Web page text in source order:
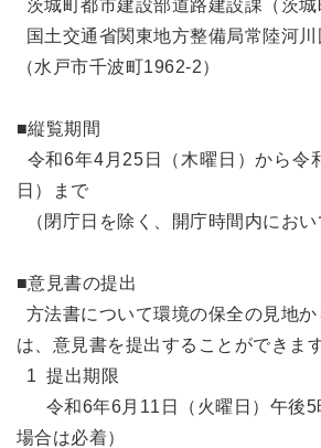
茨城町都市建設部道路建設課（茨城
国土交通省関東地方整備局常陸河
（水戸市千波町1962-2）
■縦覧期間
令和6年4月25日（木曜日）から令
日）まで
（閉庁日を除く、開庁時間内におい
■意見書の提出
方法書について環境の保全の見地
は、意見書を提出することができます
1 提出期限
令和6年6月11日（火曜日）午後5
場合は必着）